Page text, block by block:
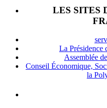
LES SITES
La Présidence
Assemblée
Conseil Économique,
la